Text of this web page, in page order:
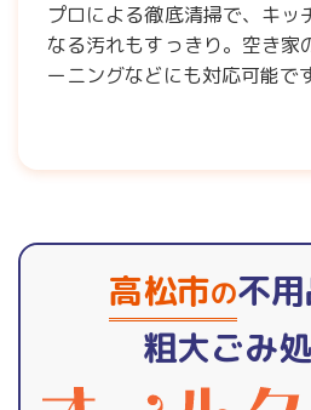
プロによる徹底清掃で、キッ
なる汚れもすっきり。空き家
ーニングなどにも対応可能で
高松市の不
粗大ごみ